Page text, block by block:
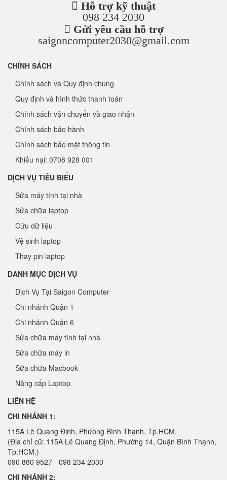
Hỗ trợ kỹ thuật
098 234 2030
Gửi yêu cầu hỗ trợ
saigoncomputer2030@gmail.com
CHÍNH SÁCH
Chính sách và Quy định chung
Quy định và hình thức thanh toán
Chính sách vận chuyển và giao nhận
Chính sách bảo hành
Chính sách bảo mật thông tin
Khiếu nại: 0708 928 001
DỊCH VỤ TIÊU BIỂU
Sửa máy tính tại nhà
Sửa chữa laptop
Cứu dữ liệu
Vệ sinh laptop
Thay pin laptop
DANH MỤC DỊCH VỤ
Dịch Vụ Tại Saigon Computer
Chi nhánh Quận 1
Chi nhánh Quận 6
Sửa chữa máy tính tại nhà
Sửa chữa máy in
Sửa chữa Macbook
Nâng cấp Laptop
LIÊN HỆ
CHI NHÁNH 1:
115A Lê Quang Định, Phường Bình Thạnh, Tp.HCM.
(Địa chỉ cũ: 115A Lê Quang Định, Phường 14, Quận Bình Thạnh,
Tp.HCM.)
090 880 9527 - 098 234 2030
CHI NHÁNH 2: